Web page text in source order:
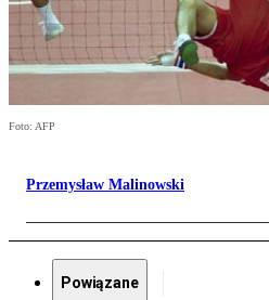
Foto: AFP
Przemysław Malinowski
Powiązane